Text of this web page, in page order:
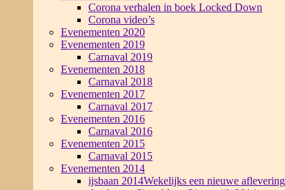
Corona verhalen in boek Locked Down
Corona video’s
Evenementen 2020
Evenementen 2019
Carnaval 2019
Evenementen 2018
Carnaval 2018
Evenementen 2017
Carnaval 2017
Evenementen 2016
Carnaval 2016
Evenementen 2015
Carnaval 2015
Evenementen 2014
ijsbaan 2014Wekelijks een nieuwe